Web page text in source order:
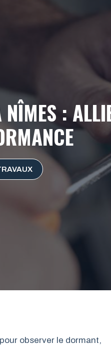
:
observer le dormant,